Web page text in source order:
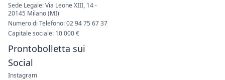
Sede Legale: Via Leone XIII, 14 -
20145 Milano (MI)
Numero di Telefono: 02 94 75 67 37
Capitale sociale: 10 000 €
Prontobolletta sui
Social
Instagram